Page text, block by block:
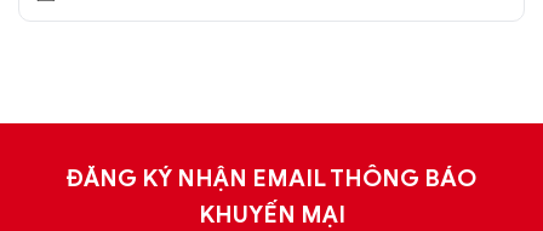
ĐĂNG KÝ NHẬN EMAIL THÔNG BÁO
KHUYẾN MẠI